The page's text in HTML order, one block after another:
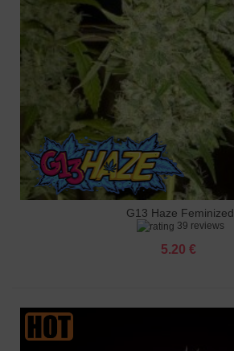
G13 Haze Feminized
39 reviews
5.20 €